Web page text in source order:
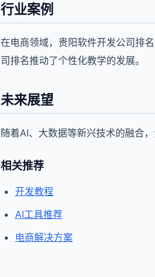
行业案例
在电商领域，贵阳软件开发公司排
司排名推动了个性化教学的发展。
未来展望
随着AI、大数据等新兴技术的融合
相关推荐
开发教程
AI工具推荐
电商解决方案